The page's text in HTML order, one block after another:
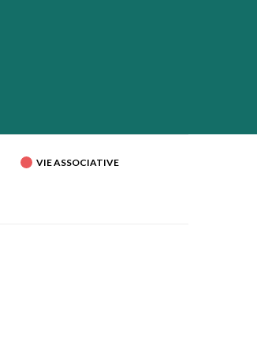
VIE ASSOCIATIVE